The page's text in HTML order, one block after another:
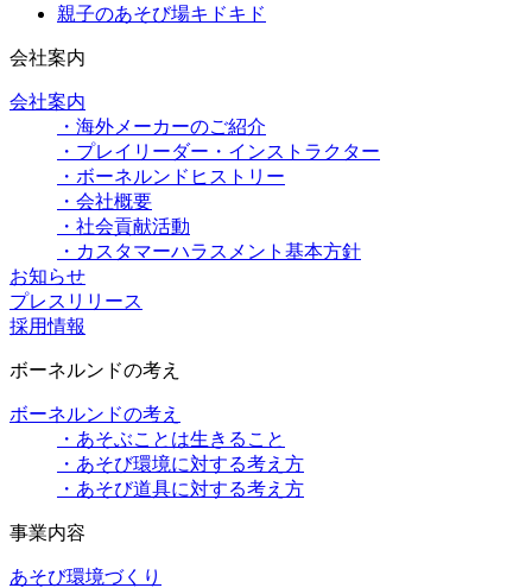
親子のあそび場キドキド
会社案内
会社案内
・海外メーカーのご紹介
・プレイリーダー・インストラクター
・ボーネルンドヒストリー
・会社概要
・社会貢献活動
・カスタマーハラスメント基本方針
お知らせ
プレスリリース
採用情報
ボーネルンドの考え
ボーネルンドの考え
・あそぶことは生きること
・あそび環境に対する考え方
・あそび道具に対する考え方
事業内容
あそび環境づくり